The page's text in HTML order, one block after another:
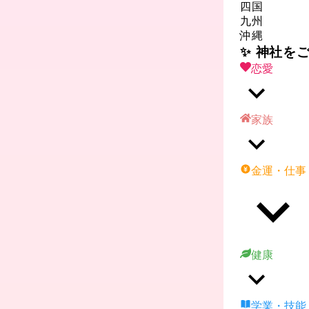
四国
九州
沖縄
✨ 神社を
恋愛
家族
金運・仕事
健康
学業・技能